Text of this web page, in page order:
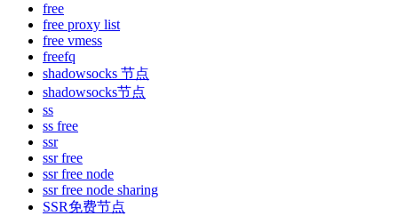
free
free proxy list
free vmess
freefq
shadowsocks 节点
shadowsocks节点
ss
ss free
ssr
ssr free
ssr free node
ssr free node sharing
SSR免费节点